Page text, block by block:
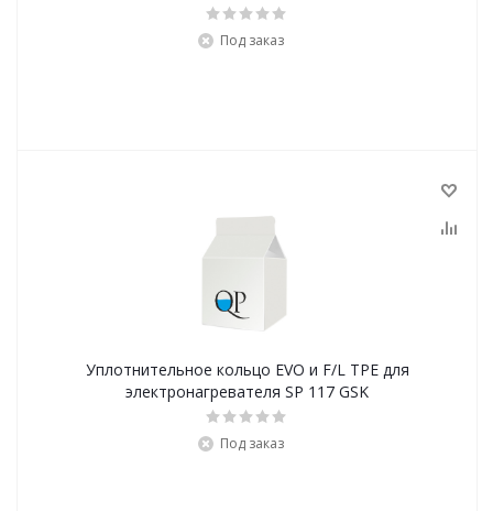
Под заказ
Уплотнительное кольцо EVO и F/L TPE для
электронагревателя SP 117 GSK
Под заказ